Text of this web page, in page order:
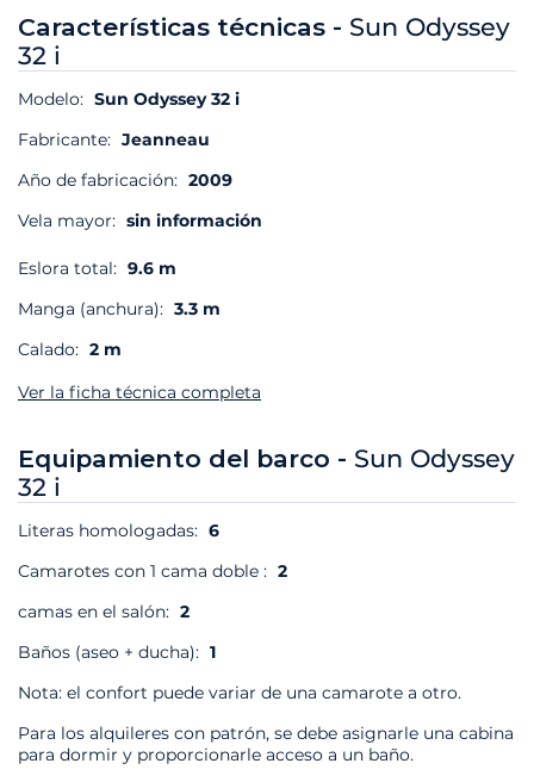
Características técnicas - Sun Odyssey
32 i
Modelo: Sun Odyssey 32 i
Fabricante: Jeanneau
Año de fabricación: 2009
Vela mayor: sin información
Eslora total: 9.6 m
Manga (anchura): 3.3 m
Calado: 2 m
Ver la ficha técnica completa
Equipamiento del barco - Sun Odyssey
32 i
Literas homologadas: 6
Camarotes con 1 cama doble : 2
camas en el salón: 2
Baños (aseo + ducha): 1
Nota: el confort puede variar de una camarote a otro.
Para los alquileres con patrón, se debe asignarle una cabina
para dormir y proporcionarle acceso a un baño.